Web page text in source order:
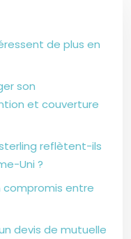
de plus en
son
et couverture
reflètent-ils
Uni ?
compromis entre
devis de mutuelle